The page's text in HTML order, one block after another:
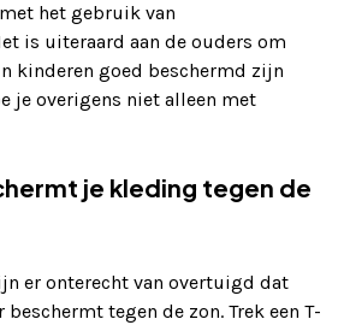
het gebruik van
is uiteraard aan de ouders om
kinderen goed beschermd zijn
je overigens niet alleen met
je kleding tegen de
er onterecht van overtuigd dat
tegen de zon. Trek een T-